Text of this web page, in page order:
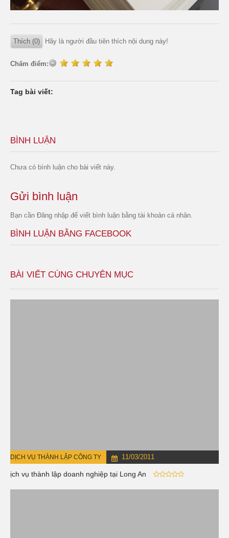
Thích (0) Hãy là người đầu tiên thích nội dung này!
Chấm điểm:
Tag bài viết:
BÌNH LUẬN
Chưa có bình luận cho bài viết này.
Gửi bình luận
Bạn cần Đăng nhập để viết bình luận bằng tài khoản cá nhân.
BÌNH LUẬN BẰNG FACEBOOK
BÀI VIẾT CÙNG CHUYÊN MỤC
DỊCH VỤ THÀNH LẬP CÔNG TY 11/03/2011
Dịch vụ thành lập doanh nghiệp tại Long An